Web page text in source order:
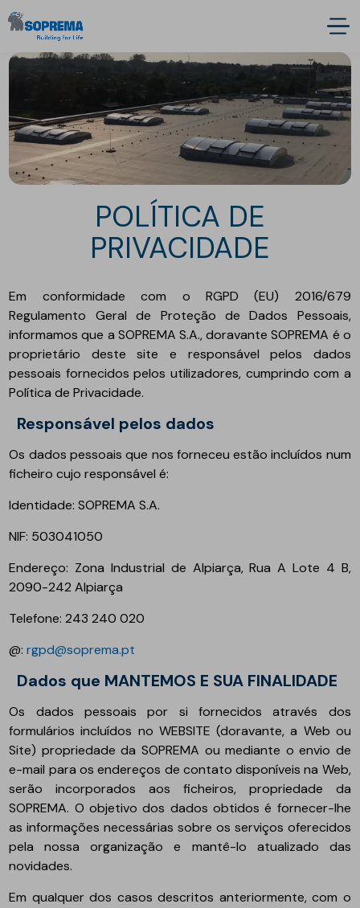
POLÍTICA DE
PRIVACIDADE
Em conformidade com o RGPD (EU) 2016/679
Regulamento Geral de Proteção de Dados Pessoais,
informamos que a SOPREMA S.A., doravante SOPREMA é o
proprietário deste site e responsável pelos dados
pessoais fornecidos pelos utilizadores, cumprindo com a
Política de Privacidade.
Responsável pelos dados
Os dados pessoais que nos forneceu estão incluídos num
ficheiro cujo responsável é:
Identidade: SOPREMA S.A.
NIF: 503041050
Endereço: Zona Industrial de Alpiarça, Rua A Lote 4 B,
2090-242 Alpiarça
Telefone: 243 240 020
@:rgpd@soprema.pt
Dados que MANTEMOS E SUA FINALIDADE
Os dados pessoais por si fornecidos através dos
formulários incluídos no WEBSITE (doravante, a Web ou
Site) propriedade da SOPREMA ou mediante o envio de
e-mail para os endereços de contato disponíveis na Web,
serão incorporados aos ficheiros, propriedade da
SOPREMA. O objetivo dos dados obtidos é fornecer-lhe
as informações necessárias sobre os serviços oferecidos
pela nossa organização e mantê-lo atualizado das
novidades.
Em qualquer dos casos descritos anteriormente, com o